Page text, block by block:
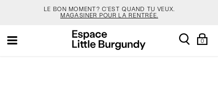
LE BON MOMENT? C'EST QUAND TU VEUX.
MAGASINER POUR LA RENTRÉE.
TON NOUVEAU SAC JANSPORT 🎒 VIENT AVEC UN
PORTE-CLÉS GRATUIT.MAGASINER.
Toggle search
0